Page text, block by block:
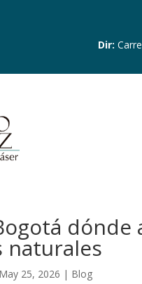
Dir:
naturales
May 25, 2026 | Blog